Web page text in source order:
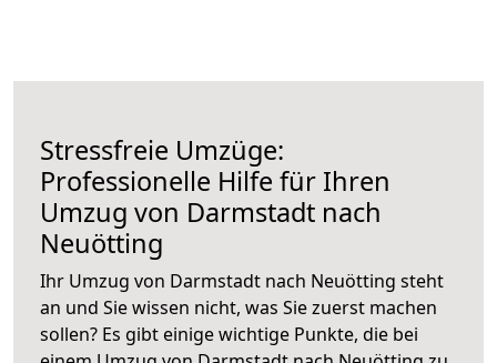
Stressfreie Umzüge:
Professionelle Hilfe für Ihren
Umzug von Darmstadt nach
Neuötting
Ihr Umzug von Darmstadt nach Neuötting steht
an und Sie wissen nicht, was Sie zuerst machen
sollen? Es gibt einige wichtige Punkte, die bei